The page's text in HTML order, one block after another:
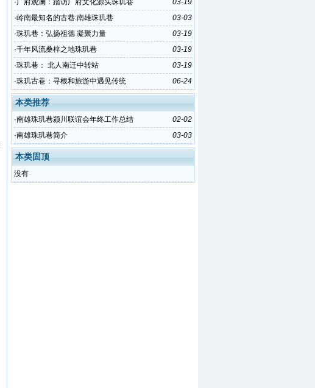
03-19
·广府观澜：踏访广府文化源头珠玑巷
03-03
·岭南最知名的古巷:南雄珠玑巷
03-19
·珠玑巷：弘扬祖德 凝聚力量
03-19
·千年风流桑梓之地珠玑巷
03-19
·珠玑巷： 北人南迁中转站
06-24
·珠玑古巷：寻根和旅游中遇见传统
本类推荐
02-02
·南雄珠玑巷颍川联谊会年终工作总结
03-03
·南雄珠玑巷简介
本类固顶
没有